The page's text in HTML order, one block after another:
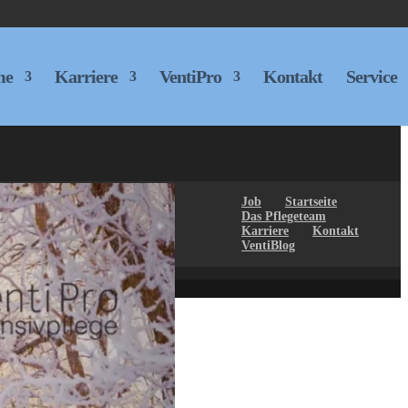
Karriere VentiPro Kontakt Service
Job
Startseite
Das Pflegeteam
Karriere
Kontakt
VentiBlog